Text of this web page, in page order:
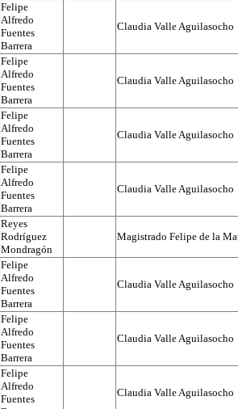
Felipe
Alfredo
Fuentes
Barrera
Claudia Valle Aguilasocho
Felipe
Alfredo
Fuentes
Barrera
Claudia Valle Aguilasocho
Felipe
Alfredo
Fuentes
Barrera
Claudia Valle Aguilasocho
Felipe
Alfredo
Fuentes
Barrera
Claudia Valle Aguilasocho
Reyes
Rodríguez
Mondragón
Magistrado Felipe de la
Felipe
Alfredo
Fuentes
Barrera
Claudia Valle Aguilasocho
Felipe
Alfredo
Fuentes
Barrera
Claudia Valle Aguilasocho
Felipe
Alfredo
Fuentes
Claudia Valle Aguilasocho